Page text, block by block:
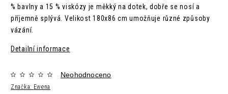
% bavlny a 15 % viskózy je měkký na dotek, dobře se nosí a
příjemně splývá. Velikost 180x86 cm umožňuje různé způsoby
vázání.
Detailní informace
Značka: Ewena
Neohodnoceno